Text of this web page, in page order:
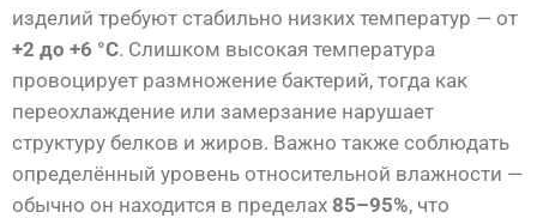
изделий требуют стабильно низких температур — от
+2 до +6 °C. Слишком высокая температура
провоцирует размножение бактерий, тогда как
переохлаждение или замерзание нарушает
структуру белков и жиров. Важно также соблюдать
определённый уровень относительной влажности —
обычно он находится в пределах 85–95%, что